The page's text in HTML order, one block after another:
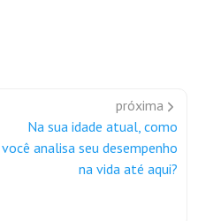
próxima
Na sua idade atual, como
você analisa seu desempenho
na vida até aqui?